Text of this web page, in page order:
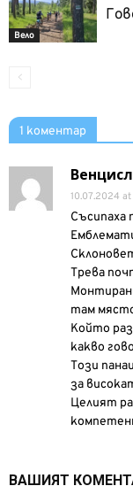
Вело
1 коментар
10.07.2024
Съсипаха
Трева
там
Който
какво
Този
за
Целият
ВАШИЯТ